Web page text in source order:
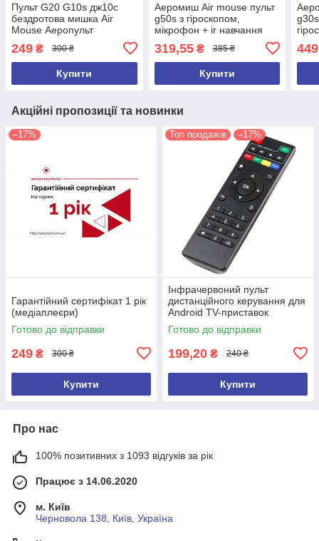
Пульт G20 G10s дж10c
бездротова мишка Air
Mouse Аеропульт
ГІРОСКОПОП
249 ₴ 300 ₴
Купити
Аеромиш Air mouse пульт
g50s з гіроскопом,
мікрофон + ir навчання
319,55₴ 385 ₴
Купити
Акційні пропозиції та новинки
–17%
Гарантійний сертифікат 1 рік
(медіаплеєри)
Готово до відправки
249 ₴ 300 ₴
Купити
Топ продажів –17%
Інфрачервоний пульт
дистанційного керування для
Android TV-приставок
Готово до відправки
199,20 ₴ 240 ₴
Купити
Про нас
100% позитивних з 1093 відгуків за рік
Працює з 14.06.2020
м. Київ
Черновола 138, Київ, Україна